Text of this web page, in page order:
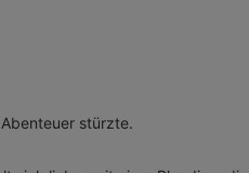
stürzte.